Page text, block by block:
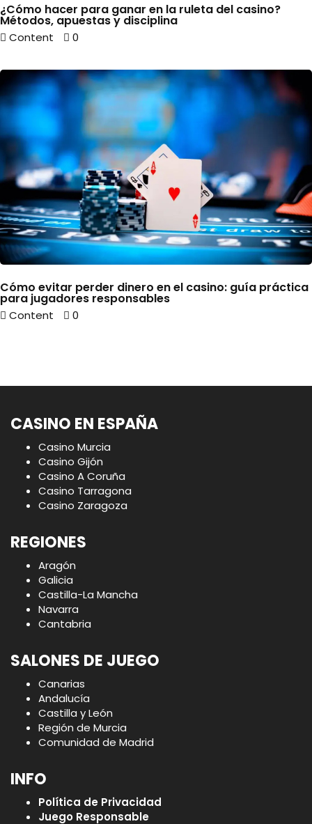
¿Cómo hacer para ganar en la ruleta del casino?
Métodos, apuestas y disciplina
Content 0
Cómo evitar perder dinero en el casino: guía práctica
para jugadores responsables
Content 0
CASINO EN ESPAÑA
Casino Murcia
Casino Gijón
Casino A Coruña
Casino Tarragona
Casino Zaragoza
REGIONES
Aragón
Galicia
Castilla-La Mancha
Navarra
Cantabria
SALONES DE JUEGO
Canarias
Andalucía
Castilla y León
Región de Murcia
Comunidad de Madrid
INFO
Política de Privacidad
Juego Responsable